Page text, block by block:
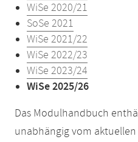
WiSe 2020/21
SoSe 2021
WiSe 2021/22
WiSe 2022/23
WiSe 2023/24
WiSe 2025/26
Das Modulhandbuch
unabhängig vom